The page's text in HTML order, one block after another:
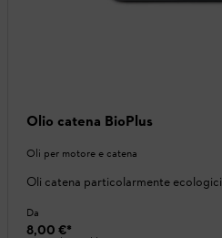
Olio catena BioPlus
Oli per motore e catena
Oli catena particolarmente ecologici
Da
8,00 €*